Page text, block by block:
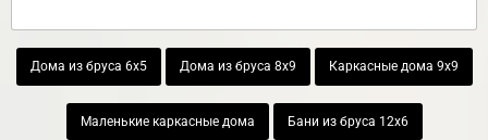
Дома из бруса 6х5 Дома из бруса 8х9 Каркасные дома 9х9
Маленькие каркасные дома Бани из бруса 12х6